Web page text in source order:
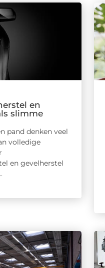
en
slimme
pand denken veel
volledige
en gevelherstel